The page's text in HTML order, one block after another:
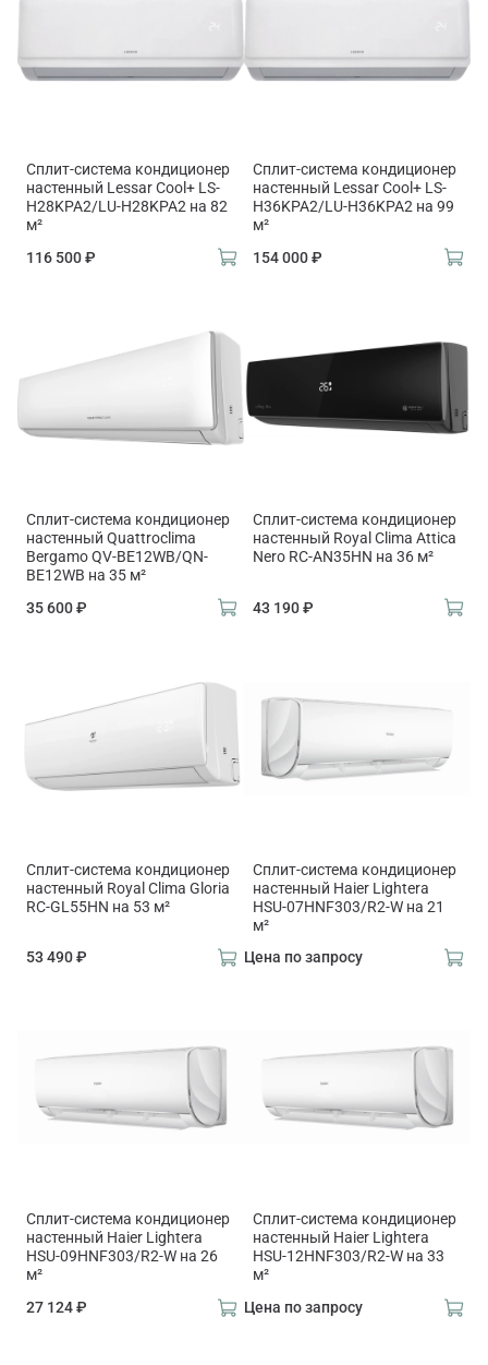
Сплит-система кондиционер
настенный Lessar Cool+ LS-
H28KPA2/LU-H28KPA2 на 82
м²
116 500 ₽
Сплит-система кондиционер
настенный Lessar Cool+ LS-
H36KPA2/LU-H36KPA2 на 99
м²
154 000 ₽
Сплит-система кондиционер
настенный Quattroclima
Bergamo QV-BE12WB/QN-
BE12WB на 35 м²
35 600 ₽
Сплит-система кондиционер
настенный Royal Clima Attica
Nero RC-AN35HN на 36 м²
43 190 ₽
Сплит-система кондиционер
настенный Royal Clima Gloria
RC-GL55HN на 53 м²
53 490 ₽
Сплит-система кондиционер
настенный Haier Lightera
HSU-07HNF303/R2-W на 21
м²
Цена по запросу
Сплит-система кондиционер
настенный Haier Lightera
HSU-09HNF303/R2-W на 26
м²
27 124 ₽
Сплит-система кондиционер
настенный Haier Lightera
HSU-12HNF303/R2-W на 33
м²
Цена по запросу